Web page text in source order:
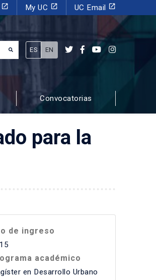
launch My UC launch UC Email launch
ES EN
Convocatorias
para la
de ingreso
académico
en Desarrollo Urbano